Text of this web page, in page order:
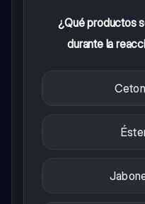
¿Qué productos
durante la